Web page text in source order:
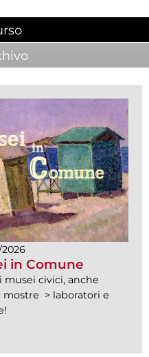
2026
in Comune
musei civici, anche
mostre > laboratori e